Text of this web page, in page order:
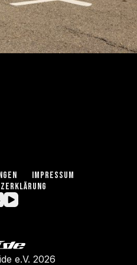
IMPRESSUM
e.V. 2026